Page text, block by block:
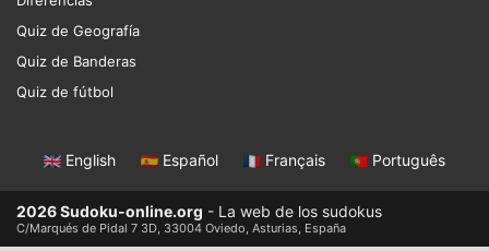
Quiz de Geografía
Quiz de Banderas
Quiz de fútbol
English Español Français Português
2026 Sudoku-online.org - La web de los sudokus
C/Marqués de Pidal 7 3D, 33004 Oviedo, Asturias, España